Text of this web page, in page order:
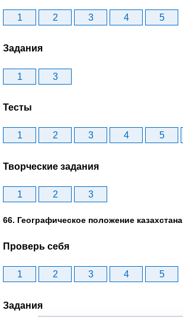
1 2 3 4 5
Задания
1 3
Тесты
1 2 3 4 5
Творческие задания
1 2 3
66. Географическое положение казахстана
Проверь себя
1 2 3 4 5
Задания